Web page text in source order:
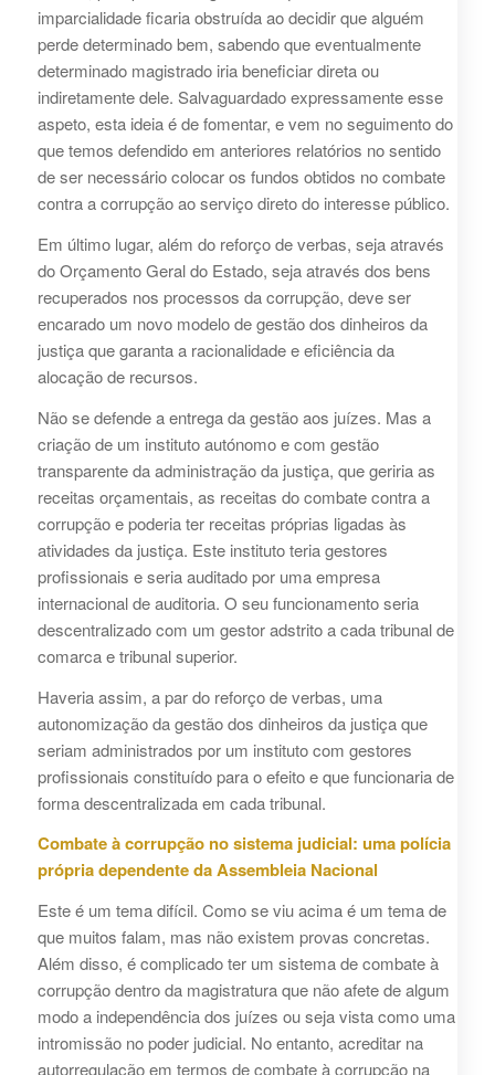
imparcialidade ficaria obstruída ao decidir que alguém
perde determinado bem, sabendo que eventualmente
determinado magistrado iria beneficiar direta ou
indiretamente dele. Salvaguardado expressamente esse
aspeto, esta ideia é de fomentar, e vem no seguimento do
que temos defendido em anteriores relatórios no sentido
de ser necessário colocar os fundos obtidos no combate
contra a corrupção ao serviço direto do interesse público.
Em último lugar, além do reforço de verbas, seja através
do Orçamento Geral do Estado, seja através dos bens
recuperados nos processos da corrupção, deve ser
encarado um novo modelo de gestão dos dinheiros da
justiça que garanta a racionalidade e eficiência da
alocação de recursos.
Não se defende a entrega da gestão aos juízes. Mas a
criação de um instituto autónomo e com gestão
transparente da administração da justiça, que geriria as
receitas orçamentais, as receitas do combate contra a
corrupção e poderia ter receitas próprias ligadas às
atividades da justiça. Este instituto teria gestores
profissionais e seria auditado por uma empresa
internacional de auditoria. O seu funcionamento seria
descentralizado com um gestor adstrito a cada tribunal de
comarca e tribunal superior.
Haveria assim, a par do reforço de verbas, uma
autonomização da gestão dos dinheiros da justiça que
seriam administrados por um instituto com gestores
profissionais constituído para o efeito e que funcionaria de
forma descentralizada em cada tribunal.
Combate à corrupção no sistema judicial: uma polícia
própria dependente da Assembleia Nacional
Este é um tema difícil. Como se viu acima é um tema de
que muitos falam, mas não existem provas concretas.
Além disso, é complicado ter um sistema de combate à
corrupção dentro da magistratura que não afete de algum
modo a independência dos juízes ou seja vista como uma
intromissão no poder judicial. No entanto, acreditar na
autorregulação em termos de combate à corrupção na